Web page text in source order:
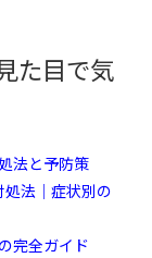
た目で気
法と予防策
処法｜症状別の
完全ガイド